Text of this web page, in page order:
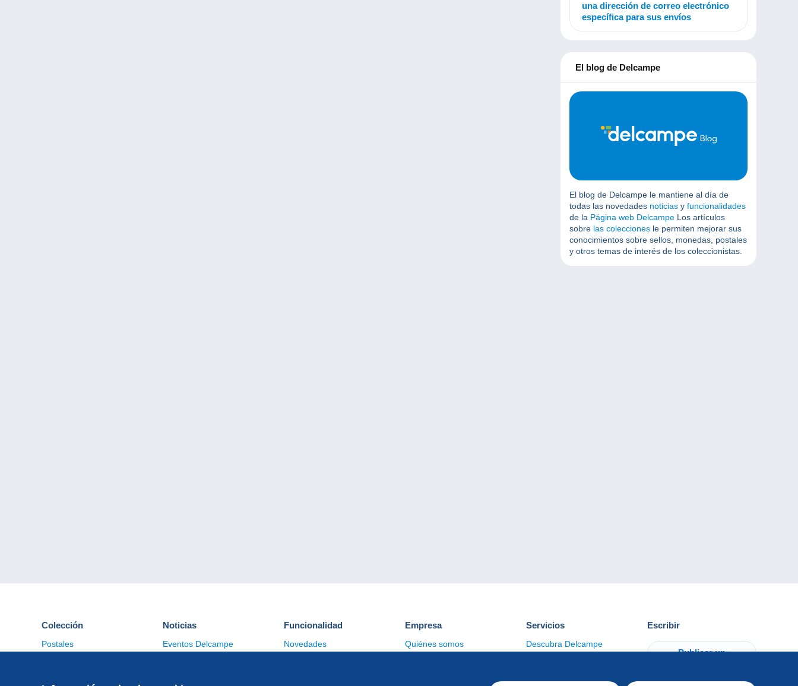
una dirección de correo electrónico
específica para sus envíos
El blog de Delcampe
El blog de Delcampe le mantiene al día de
todas las novedades noticias y funcionalidades
de la Página web Delcampe Los artículos
sobre las colecciones le permiten mejorar sus
conocimientos sobre sellos, monedas, postales
y otros temas de interés de los coleccionistas.
Colección
Postales
Noticias
Eventos Delcampe
Funcionalidad
Novedades
Empresa
Quiénes somos
Servicios
Descubra Delcampe
Escribir
Publicar un